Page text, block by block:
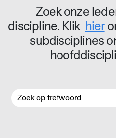
Zoek onze
discipline. Klik hier
subdisciplines